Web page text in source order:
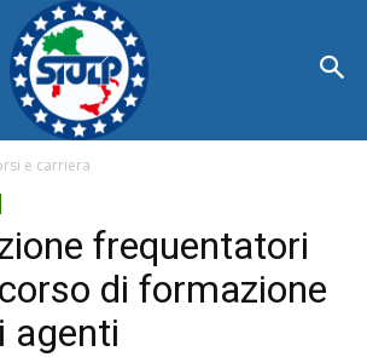
e carriera
frequentatori
di formazione
agenti